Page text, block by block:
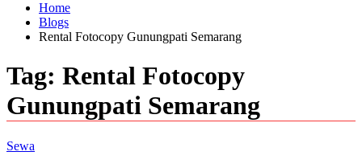
Home
Blogs
Rental Fotocopy Gunungpati Semarang
Tag: Rental Fotocopy
Gunungpati Semarang
Sewa